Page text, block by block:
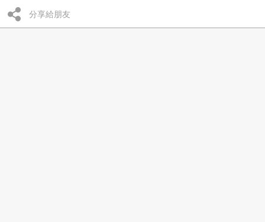
分享給朋友